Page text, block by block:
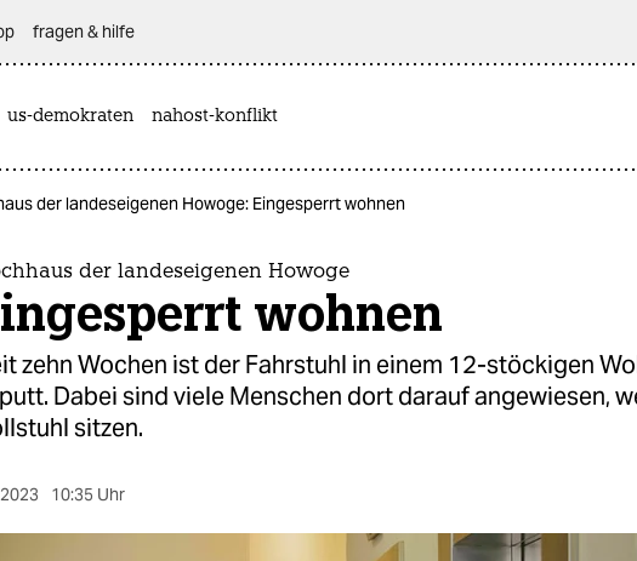
fragen & hilfe
us-demokraten nahost-konflikt
der landeseigenen Howoge: Eingesperrt wohnen
der landeseigenen Howoge
wohnen
zehn Wochen ist der Fahrstuhl in einem 12-stöckigen
Dabei sind viele Menschen dort darauf angewiesen,
sitzen.
10:35 Uhr